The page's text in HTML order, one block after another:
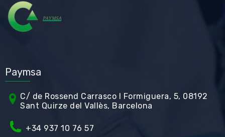
Paymsa
C/ de Rossend Carrasco I Formiguera, 5, 08192
Sant Quirze del Vallès, Barcelona
+34 937 10 76 57